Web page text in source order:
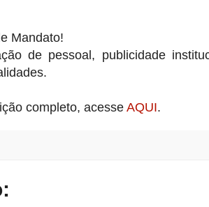
Mandato!
de pessoal, publicidade
completo, acesse AQUI.